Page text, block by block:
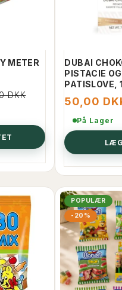
METER
DKK
DUBAI
PISTACIE
PATISLOVE,
50,00
På Lager
POPULÆR
-20%